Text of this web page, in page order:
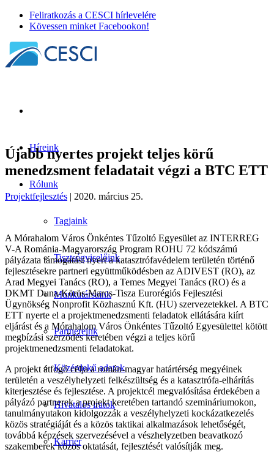
Feliratkozás a CESCI hírlevelére
Kövessen minket Facebookon!
Híreink
Rólunk
Tagjaink
Tisztségviselőink
Munkatársaink
Partnereink
Közérdekű adatok
Hivatalos iratok
Karrier
Újabb nyertes projekt teljes körű
menedzsment feladatait végzi a BTC ETT
Projektfejlesztés | 2020. március 25.
A Mórahalom Város Önkéntes Tűzoltó Egyesület az INTERREG
V-A Románia-Magyarország Program ROHU 72 kódszámú
pályázata támogatást nyert a katasztrófavédelem területén történő
fejlesztésekre partneri együttműködésben az ADIVEST (RO), az
Arad Megyei Tanács (RO), a Temes Megyei Tanács (RO) és a
DKMT Duna-Körös-Maros-Tisza Eurorégiós Fejlesztési
Ügynökség Nonprofit Közhasznú Kft. (HU) szervezetekkel. A BTC
ETT nyerte el a projektmenedzsmenti feladatok ellátására kiírt
eljárást és a Mórahalom Város Önkéntes Tűzoltó Egyesülettel kötött
megbízási szerződés keretében végzi a teljes körű
projektmenedzsmenti feladatokat.
A projekt átfogó célja a román-magyar határtérség megyéinek
területén a veszélyhelyzeti felkészültség és a katasztrófa-elhárítás
kiterjesztése és fejlesztése. A projektcél megvalósítása érdekében a
pályázó partnerek a projekt keretében tartandó szemináriumokon,
tanulmányutakon kidolgozzák a veszélyhelyzeti kockázatkezelés
közös stratégiáját és a közös taktikai alkalmazások lehetőségét,
továbbá képzések szervezésével a vészhelyzetben beavatkozó
szakemberek közös oktatását, fejlesztését valósítják meg.